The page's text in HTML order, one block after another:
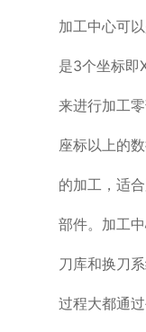
加工中心可
是3个坐标即
来进行加工
座标以上的
的加工，适
部件。加工
刀库和换刀
过程大都通